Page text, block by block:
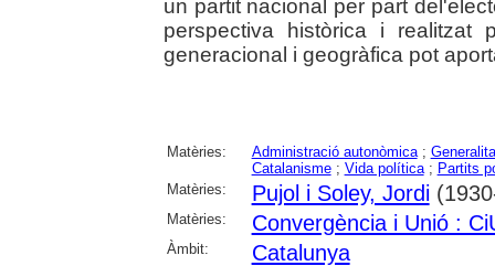
un partit nacional per part
perspectiva històrica i realitzat
generacional i geogràfica pot
Matèries: Administració autonòmica;
Catalanisme; Vida política; Partits
Matèries:
Pujol i Soley, Jordi
Matèries: Convergència i Unió :
Àmbit: Catalunya